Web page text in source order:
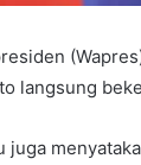
langsung
juga